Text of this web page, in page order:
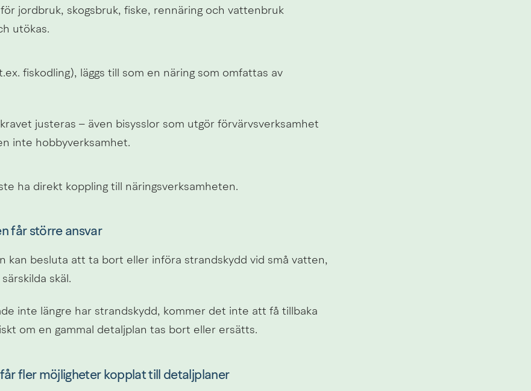
jordbruk, skogsbruk, fiske, rennäring och vattenbruk
utökas.
fiskodling), läggs till som en näring som omfattas av
justeras – även bisysslor som utgör förvärvsverksamhet
inte hobbyverksamhet.
ha direkt koppling till näringsverksamheten.
får större ansvar
kan besluta att ta bort eller införa strandskydd vid små vatten,
skäl.
inte längre har strandskydd, kommer det inte att få tillbaka
om en gammal detaljplan tas bort eller ersätts.
fler möjligheter kopplat till detaljplaner